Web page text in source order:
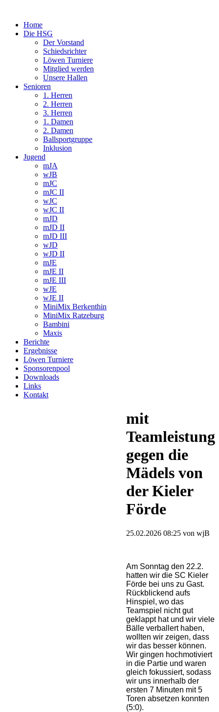
Home
Die HSG
Der Vorstand
Schiedsrichter
Löwen Turniere
Mitglied werden
Unsere Hallen
Senioren
1. Herren
2. Herren
3. Herren
1. Damen
2. Damen
Ballsportgruppe
Inklusion
Jugend
mJA
wJB
mJC
mJC II
wJC
wJC II
mJD
mJD II
mJD III
wJD
wJD II
mJE
mJE II
mJE III
wJE
wJE II
MiniMix Berkenthin
MiniMix Ratzeburg
Bambini
Maxis
Berichte
Ergebnisse
Löwen Turniere
Sponsorenpool
Downloads
Links
Kontakt
mit
Teamleistung
gegen die
Mädels von
der Kieler
Förde
25.02.2026 08:25 von wjB
Am Sonntag den 22.2.
hatten wir die SC Kieler
Förde bei uns zu Gast.
Rückblickend aufs
Hinspiel, wo das
Teamspiel nicht gut
geklappt hat und wir viele
Bälle verballert haben,
wollten wir zeigen, dass
wir das besser können.
Wir gingen hochmotiviert
in die Partie und waren
gleich fokussiert, sodass
wir uns innerhalb der
ersten 7 Minuten mit 5
Toren absetzen konnten
(5:0).